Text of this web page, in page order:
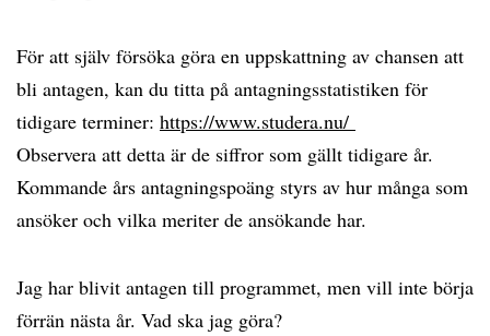
För att själv försöka göra en uppskattning av chansen att
bli antagen, kan du titta på antagningsstatistiken för
tidigare terminer: https://www.studera.nu/
Observera att detta är de siffror som gällt tidigare år.
Kommande års antagningspoäng styrs av hur många som
ansöker och vilka meriter de ansökande har.
Jag har blivit antagen till programmet, men vill inte börja
förrän nästa år. Vad ska jag göra?